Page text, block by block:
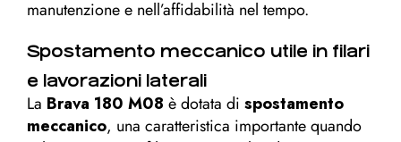
manutenzione e nell’affidabilità nel tempo.
Spostamento meccanico utile in filari
e lavorazioni laterali
La Brava 180 M08 è dotata di spostamento
meccanico, una caratteristica importante quando